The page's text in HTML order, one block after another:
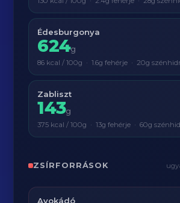
Édesburgonya
624g
86 kcal / 100g · 1.6g fehérje · 20g
Zabliszt
143g
375 kcal / 100g · 13g fehérje · 60g
ZSÍRFORRÁSOK
Avokádó